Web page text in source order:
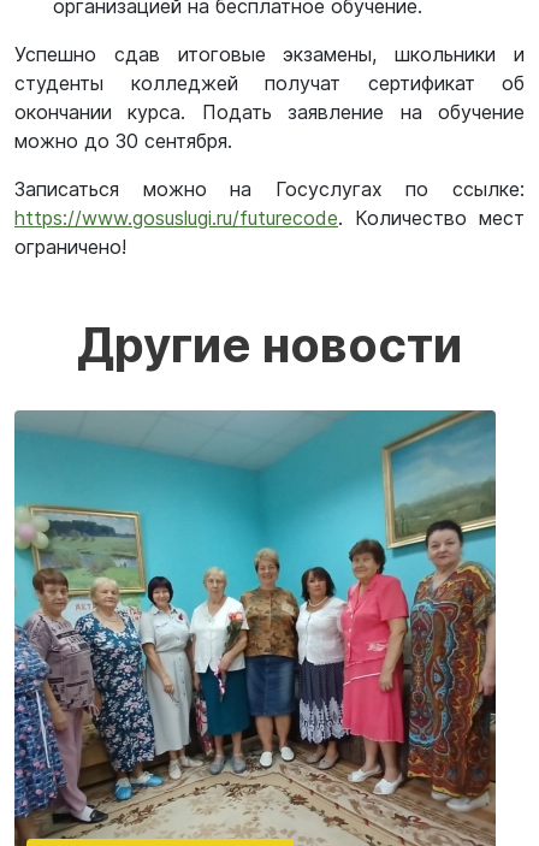
организацией на бесплатное обучение.
Успешно сдав итоговые экзамены, школьники и
студенты колледжей получат сертификат об
окончании курса. Подать заявление на обучение
можно до 30 сентября.
Записаться можно на Госуслугах по ссылке:
https://www.gosuslugi.ru/futurecode. Количество мест
ограничено!
Другие новости